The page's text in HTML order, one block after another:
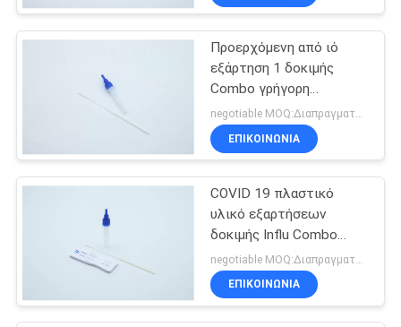
Δοκιμή
μολυσματικών
ασθενειών
Κανονικό HCG
Προερχόμενη από ιό
εξάρτηση 1 δοκιμής
Combo γρήγορη
πιστοποιητικό βημάτων
ISO 13485
ΕΠΙΚΟΙΝΩΝΙΑ
COVID 19 πλαστικό
υλικό εξαρτήσεων
δοκιμής Influ Combo
γρήγορο
ΕΠΙΚΟΙΝΩΝΙΑ